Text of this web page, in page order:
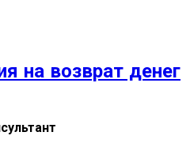
на возврат денег